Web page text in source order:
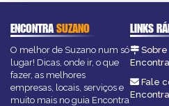
ENCONTRASUZANO
O melhor de Suzano num só
lugar! Dicas, onde ir, o que
fazer, as melhores
empresas, locais, serviços e
muito mais no guia Encontra
LINKS
Sobre
Fale